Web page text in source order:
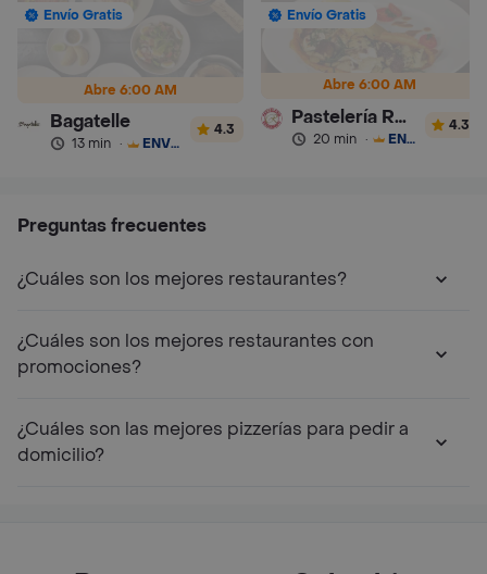
Abre 6:00 AM
Envío Gratis
Bagatelle
13 min · ENVÍO GRATIS
4.3
Abre 6:00 AM
Envío Gratis
Pastelería Romannoti
20 min · ENVÍO GRATIS
4.3
Preguntas frecuentes
¿Cuáles son los mejores restaurantes?
¿Cuáles son los mejores restaurantes con
promociones?
¿Cuáles son las mejores pizzerías para pedir a
domicilio?